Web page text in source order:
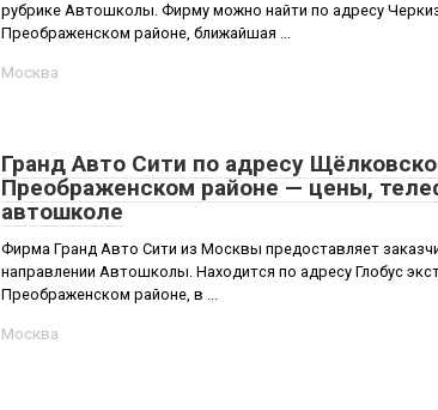
рубрике Автошколы. Фирму можно найти по адресу
Преображенском районе, ближайшая ...
Москва
Гранд Авто Сити по адресу
Преображенском районе — цены,
автошколе
Фирма Гранд Авто Сити из Москвы предоставляет
направлении Автошколы. Находится по адресу Глобус
Преображенском районе, в ...
Москва